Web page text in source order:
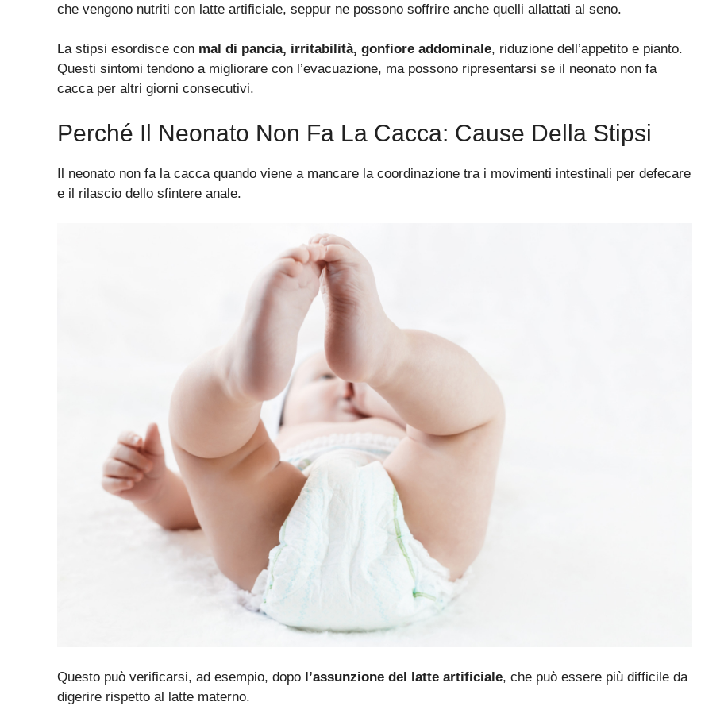
che vengono nutriti con latte artificiale, seppur ne possono soffrire anche quelli allattati al seno.
La stipsi esordisce con mal di pancia, irritabilità, gonfiore addominale, riduzione dell’appetito e pianto.
Questi sintomi tendono a migliorare con l’evacuazione, ma possono ripresentarsi se il neonato non fa
cacca per altri giorni consecutivi.
Perché Il Neonato Non Fa La Cacca: Cause Della Stipsi
Il neonato non fa la cacca quando viene a mancare la coordinazione tra i movimenti intestinali per defecare
e il rilascio dello sfintere anale.
Questo può verificarsi, ad esempio, dopo l’assunzione del latte artificiale, che può essere più difficile da
digerire rispetto al latte materno.